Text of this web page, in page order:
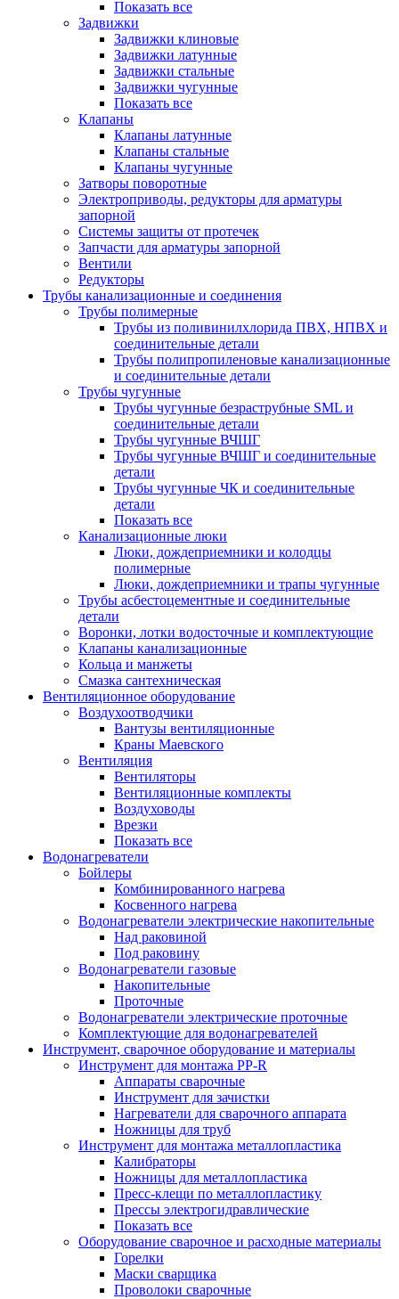
Показать все
Задвижки
Задвижки клиновые
Задвижки латунные
Задвижки стальные
Задвижки чугунные
Показать все
Клапаны
Клапаны латунные
Клапаны стальные
Клапаны чугунные
Затворы поворотные
Электроприводы, редукторы для арматуры
запорной
Системы защиты от протечек
Запчасти для арматуры запорной
Вентили
Редукторы
Трубы канализационные и соединения
Трубы полимерные
Трубы из поливинилхлорида ПВХ, НПВХ и
соединительные детали
Трубы полипропиленовые канализационные
и соединительные детали
Трубы чугунные
Трубы чугунные безраструбные SML и
соединительные детали
Трубы чугунные ВЧШГ
Трубы чугунные ВЧШГ и соединительные
детали
Трубы чугунные ЧК и соединительные
детали
Показать все
Канализационные люки
Люки, дождеприемники и колодцы
полимерные
Люки, дождеприемники и трапы чугунные
Трубы асбестоцементные и соединительные
детали
Воронки, лотки водосточные и комплектующие
Клапаны канализационные
Кольца и манжеты
Смазка сантехническая
Вентиляционное оборудование
Воздухоотводчики
Вантузы вентиляционные
Краны Маевского
Вентиляция
Вентиляторы
Вентиляционные комплекты
Воздуховоды
Врезки
Показать все
Водонагреватели
Бойлеры
Комбинированного нагрева
Косвенного нагрева
Водонагреватели электрические накопительные
Над раковиной
Под раковину
Водонагреватели газовые
Накопительные
Проточные
Водонагреватели электрические проточные
Комплектующие для водонагревателей
Инструмент, сварочное оборудование и материалы
Инструмент для монтажа PP-R
Аппараты сварочные
Инструмент для зачистки
Нагреватели для сварочного аппарата
Ножницы для труб
Инструмент для монтажа металлопластика
Калибраторы
Ножницы для металлопластика
Пресс-клещи по металлопластику
Прессы электрогидравлические
Показать все
Оборудование сварочное и расходные материалы
Горелки
Маски сварщика
Проволоки сварочные